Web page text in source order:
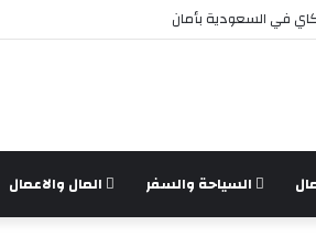
كاسبر سكاي الأصلي؟
السياحة والسفر المال والاعمال